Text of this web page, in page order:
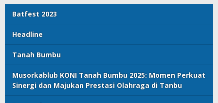
Batfest 2023
Headline
Tanah Bumbu
Musorkablub KONI Tanah Bumbu 2025: Momen Perkuat
Sinergi dan Majukan Prestasi Olahraga di Tanbu